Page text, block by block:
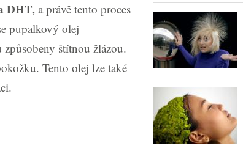
DHT, a právě tento proces
pupalkový olej
štítnou žlázou.
Tento olej lze také